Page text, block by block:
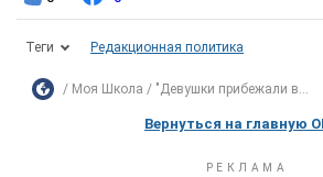
Теги Редакционная политика
Моя Школа "Девушки прибежали в...
Вернуться на главную